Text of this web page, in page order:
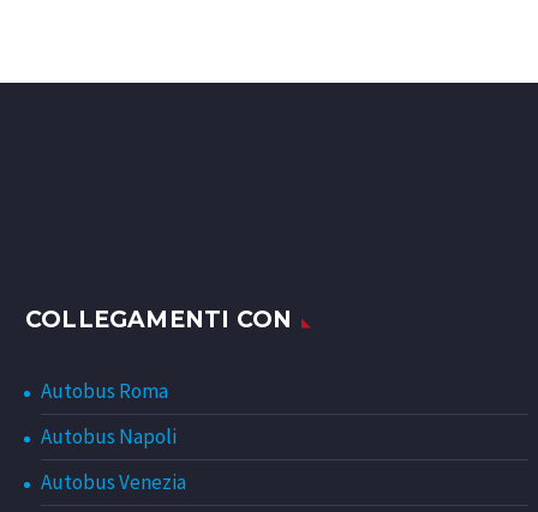
COLLEGAMENTI CON
Autobus Roma
Autobus Napoli
Autobus Venezia